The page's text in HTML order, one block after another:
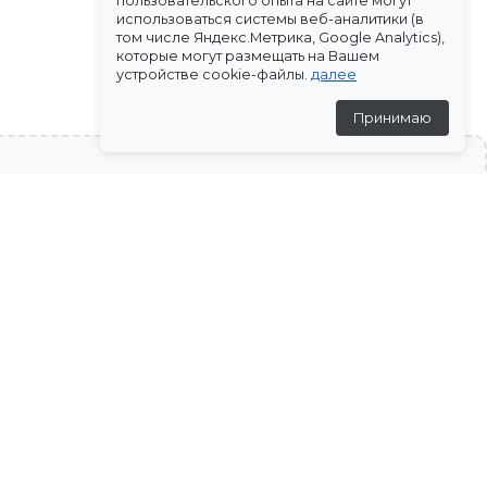
использоваться системы веб-аналитики (в
том числе Яндекс.Метрика, Google Analytics),
которые могут размещать на Вашем
устройстве cookie-файлы. далее
Принимаю